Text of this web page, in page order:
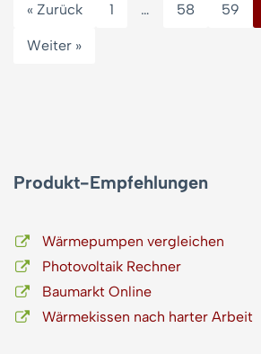
« Zurück 1 … 58 59
Weiter »
Produkt-Empfehlungen
Wärmepumpen vergleichen
Photovoltaik Rechner
Baumarkt Online
Wärmekissen nach harter Arbeit